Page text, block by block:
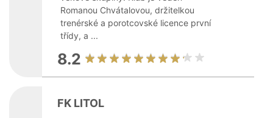
Romanou Chvátalovou, držitelkou
trenérské a porotcovské licence první
třídy, a ...
8.2
FK LITOL